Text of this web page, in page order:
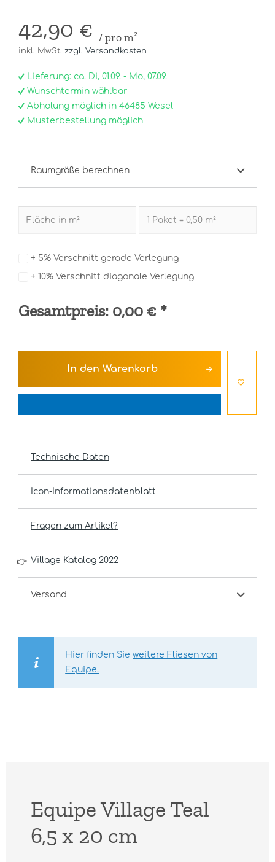
42,90 € / pro m²
inkl. MwSt. zzgl. Versandkosten
Lieferung: ca. Di, 01.09. - Mo, 07.09.
Wunschtermin wählbar
Abholung möglich in 46485 Wesel
Musterbestellung möglich
Raumgröße berechnen
+ 5% Verschnitt gerade Verlegung
+ 10% Verschnitt diagonale Verlegung
Gesamtpreis: 0,00 € *
In den Warenkorb
Technische Daten
Icon-Informationsdatenblatt
Fragen zum Artikel?
👉 Village Katalog 2022
Versand
Hier finden Sieweitere Fliesen von
Equipe.
Equipe Village Teal
6,5 x 20 cm